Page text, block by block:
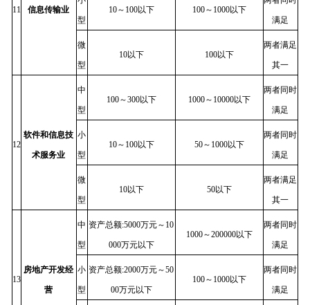
11 信息传输业
型
10～100以下 100～1000以下
满足
微
型
10以下 100以下
两者满足
其一
12
软件和信息技
术服务业
中
型
100～300以下 1000～10000以下
两者同时
满足
小
型
10～100以下 50～1000以下
两者同时
满足
微
型
10以下 50以下
两者满足
其一
13
房地产开发经
营
中
型
资产总额:5000万元～10
000万元以下
1000～200000以下
两者同时
满足
小
型
资产总额:2000万元～50
00万元以下
100～1000以下
两者同时
满足